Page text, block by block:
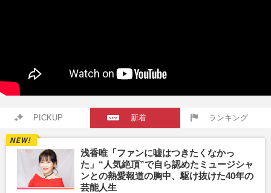
PICKUP 新着 ランキング
浅香唯「ファンに嘘はつきたくなかっ
た」“人気絶頂”で自ら認めたミュージシャ
ンとの熱愛報道の胸中、駆け抜けた40年の
芸能人生